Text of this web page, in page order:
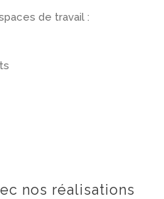
de travail :
nos réalisations